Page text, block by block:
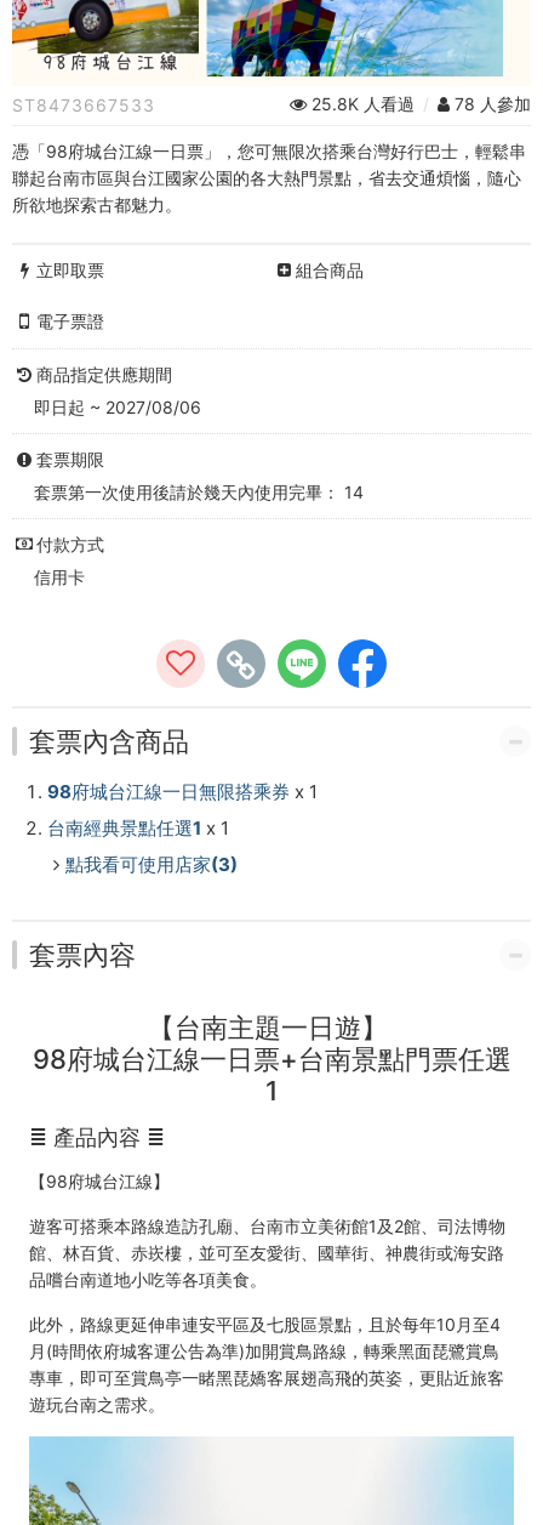
台
江
線
一
票
+景
點
任
選
1
(四
色
隧
道/
瀨/
美
物
館)
台
南
輕
鬆
遊
ST8473667533 25.8K 人看過 / 78 人參加
憑「98府城台江線一日票」，您可無限次搭乘台灣好行巴士，輕鬆串
聯起台南市區與台江國家公園的各大熱門景點，省去交通煩惱，隨心
所欲地探索古都魅力。
立即取票 組合商品
電子票證
商品指定供應期間
即日起 ~ 2027/08/06
套票期限
套票第一次使用後請於幾天內使用完畢： 14
付款方式
信用卡
套票內含商品
98府城台江線一日無限搭乘券 x 1
台南經典景點任選1 x 1
點我看可使用店家(3)
套票內容
【台南主題一日遊】
98府城台江線一日票+台南景點門票任選
1
≣ 產品內容 ≣
【98府城台江線】
遊客可搭乘本路線造訪孔廟、台南市立美術館1及2館、司法博物
館、林百貨、赤崁樓，並可至友愛街、國華街、神農街或海安路
品嚐台南道地小吃等各項美食。
此外，路線更延伸串連安平區及七股區景點，且於每年10月至4
月(時間依府城客運公告為準)加開賞鳥路線，轉乘黑面琵鷺賞鳥
專車，即可至賞鳥亭一睹黑琵嬌客展翅高飛的英姿，更貼近旅客
遊玩台南之需求。